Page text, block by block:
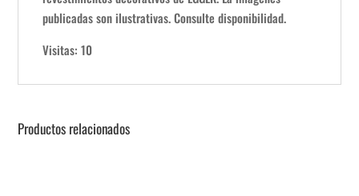
publicadas son ilustrativas. Consulte disponibilidad.
Visitas: 10
Productos relacionados